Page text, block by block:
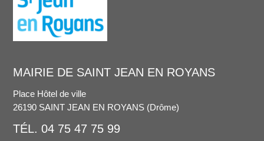
MAIRIE DE SAINT JEAN EN ROYANS
Place Hôtel de ville
26190 SAINT JEAN EN ROYANS (Drôme)
TÉL. 04 75 47 75 99